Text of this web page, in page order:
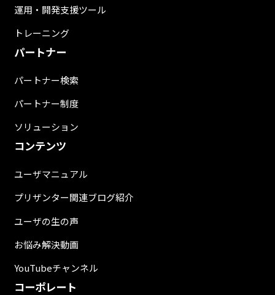
運用・開発支援ツール
トレーニング
パートナー
パートナー検索
パートナー制度
ソリューション
コンテンツ
ユーザマニュアル
プリザンター関連ブログ紹介
ユーザの生の声
お悩み解決動画
YouTubeチャンネル
コーポレート